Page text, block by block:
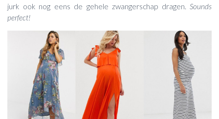
jurk ook nog eens de gehele zwangerschap dragen. Sounds
perfect!